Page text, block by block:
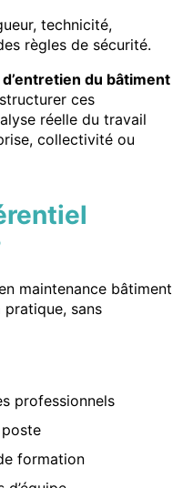
technicité,
règles de sécurité.
du bâtiment
ces
réelle du travail
collectivité ou
maintenance bâtiment
sans
professionnels
formation